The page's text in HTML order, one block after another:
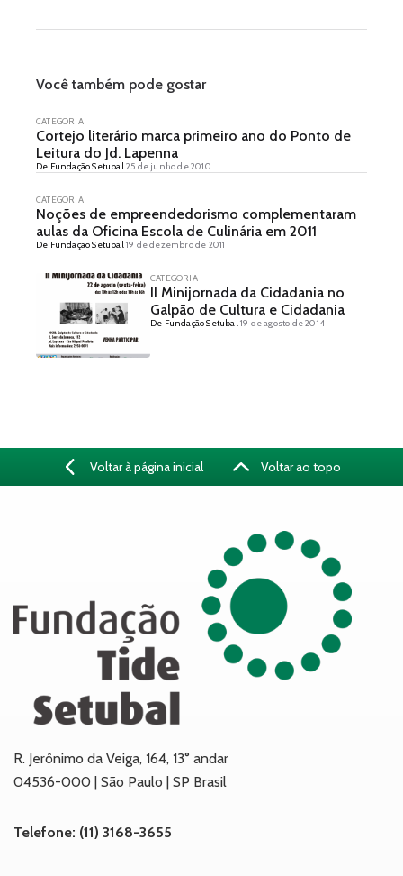
Você também pode gostar
CATEGORIA
Cortejo literário marca primeiro ano do Ponto de
Leitura do Jd. Lapenna
De Fundação Setubal25 de junho de 2010
CATEGORIA
Noções de empreendedorismo complementaram
aulas da Oficina Escola de Culinária em 2011
De Fundação Setubal19 de dezembro de 2011
CATEGORIA
II Minijornada da Cidadania no
Galpão de Cultura e Cidadania
De Fundação Setubal19 de agosto de 2014
Voltar à página inicial Voltar ao topo
R. Jerônimo da Veiga, 164, 13° andar
04536-000 | São Paulo | SP Brasil
Telefone: (11) 3168-3655